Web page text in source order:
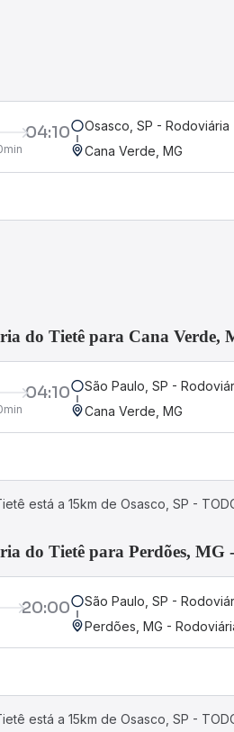
04:10
Osasco, SP - Rodoviária
Cana Verde, MG
do Tietê para Cana Verde,
04:10
São Paulo, SP -
Cana Verde, MG
está a 15km de Osasco, SP -
do Tietê para Perdões, MG
20:00
São Paulo, SP -
Perdões, MG -
está a 15km de Osasco, SP -